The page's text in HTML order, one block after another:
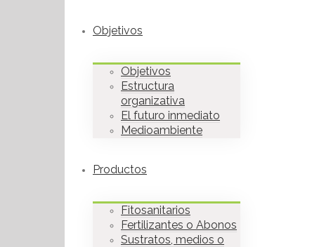
Objetivos
Objetivos
Estructura
organizativa
El futuro inmediato
Medioambiente
Productos
Fitosanitarios
Fertilizantes o Abonos
Sustratos, medios o